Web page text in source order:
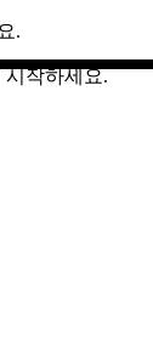
.
시작하세요.